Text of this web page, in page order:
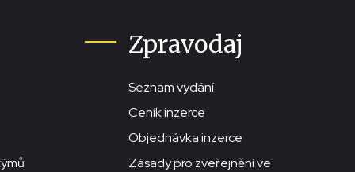
Zpravodaj
Seznam vydání
Ceník inzerce
Objednávka inzerce
Zásady pro zveřejnění ve